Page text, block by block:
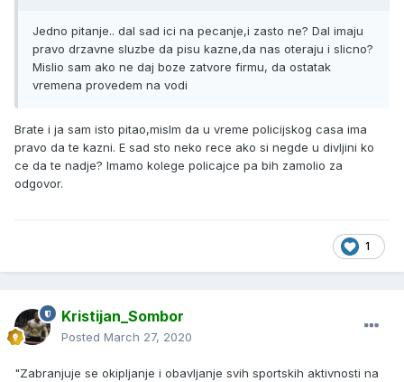
Jedno pitanje.. dal sad ici na pecanje,i zasto ne? Dal imaju
pravo drzavne sluzbe da pisu kazne,da nas oteraju i slicno?
Mislio sam ako ne daj boze zatvore firmu, da ostatak
vremena provedem na vodi
Brate i ja sam isto pitao,mislm da u vreme policijskog casa ima
pravo da te kazni. E sad sto neko rece ako si negde u divljini ko
ce da te nadje? Imamo kolege policajce pa bih zamolio za
odgovor.
1
Kristijan_Sombor
Posted March 27, 2020
"Zabranjuje se okipljanje i obavljanje svih sportskih aktivnosti na